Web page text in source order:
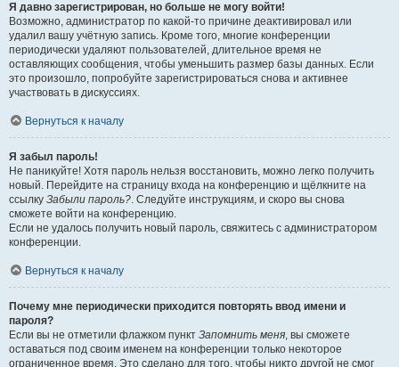
Я давно зарегистрирован, но больше не могу войти!
Возможно, администратор по какой-то причине деактивировал или
удалил вашу учётную запись. Кроме того, многие конференции
периодически удаляют пользователей, длительное время не
оставляющих сообщения, чтобы уменьшить размер базы данных. Если
это произошло, попробуйте зарегистрироваться снова и активнее
участвовать в дискуссиях.
Вернуться к началу
Я забыл пароль!
Не паникуйте! Хотя пароль нельзя восстановить, можно легко получить
новый. Перейдите на страницу входа на конференцию и щёлкните на
ссылку Забыли пароль?. Следуйте инструкциям, и скоро вы снова
сможете войти на конференцию.
Если не удалось получить новый пароль, свяжитесь с администратором
конференции.
Вернуться к началу
Почему мне периодически приходится повторять ввод имени и
пароля?
Если вы не отметили флажком пункт Запомнить меня, вы сможете
оставаться под своим именем на конференции только некоторое
ограниченное время. Это сделано для того, чтобы никто другой не смог